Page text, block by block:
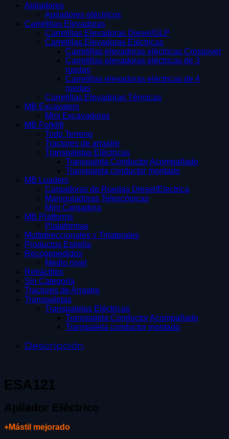
Apiladores
Apiladores eléctricos
Carretillas Elevadoras
Carretillas Elevadoras Diesel/GLP
Carretillas Elevadoras Eléctricas
Carretillas elevadoras eléctricas Crossover
Carretillas elevadoras eléctricas de 3
ruedas
Carretillas elevadoras eléctricas de 4
ruedas
Carretillas Elevadoras Térmicas
MB Excavators
Mini Excavadoras
MB Forklift
Todo Terreno
Tractores de arrastre
Transpaletas Eléctricas
Transpaleta Conductor Acompañado
Transpaleta conductor montado
MB Loaders
Cargadoras de Ruedas Diesel/Electrica
Manipuladoras Telescópicas
Mini Cargadora
MB Platforms
Plataformas
Multidireccionales y Trilaterales
Productos Estrella
Recogepedidos
Medio nivel
Retráctiles
Sin Categoría
Tractores de Arrastre
Transpaletas
Transpaletas Eléctricas
Transpaleta Conductor Acompañado
Transpaleta conductor montado
Descripción
ESA121
Apilador Eléctrico
+Mástil mejorado